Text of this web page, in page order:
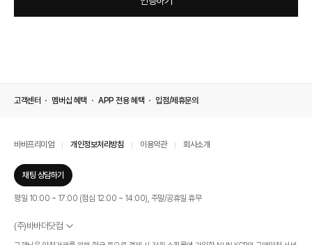
고객센터 멤버십 혜택 APP 전용 혜택 입점/제휴문의
바바프리미엄 개인정보처리방침 이용약관 회사소개
채팅 상담하기
평일 10:00 ~ 17:00 (점심 12:00 ~ 14:00), 주말/공휴일 휴무
(주)바바더닷컴
서울특별시 서초구 신반포로 339, 논현빌딩 (대표이사 : 문인식)